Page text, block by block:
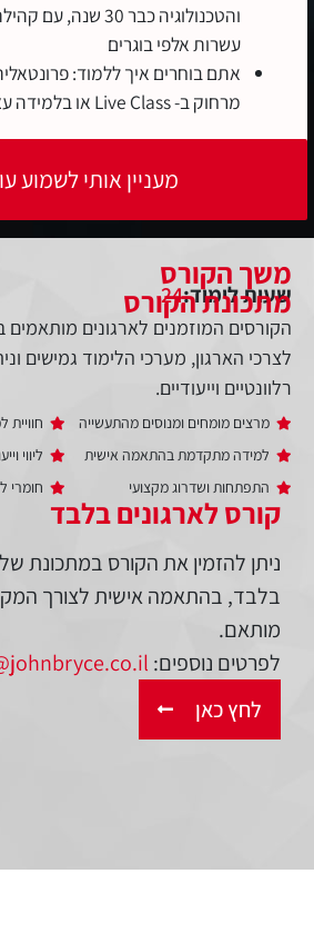
והטכנולוגיה כבר 30 שנה,
עשרות אלפי בוגרים
אתם בוחרים איך ללמוד:
מרחוק ב- Live Class או בלמידה עצמית
מעניין אותי לשמוע
קורס לארגונים בלבד
ניתן להזמין את הקורס במתכונת
בלבד, בהתאמה אישית לצורך
מותאם.
לפרטים נוספים:
לחץ כאן
משך הקורס
שעות לימוד:24
מתכונת הקורס
הקורסים המוזמנים לארגונים מותאמים
לצרכי הארגון, מערכי הלימוד גמישים
רלוונטיים וייעודיים.
מרצים מומחים ומנוסים מהתעשייה
למידה מתקדמת בהתאמה אישית
התפתחות ושדרוג מקצועי
ליווי
חומרי